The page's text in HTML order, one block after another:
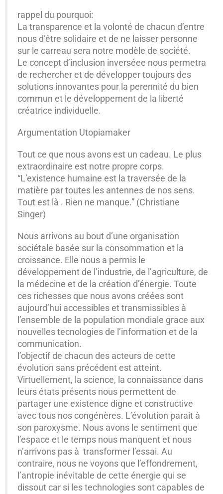
rappel du pourquoi:
La transparence et la volonté de chacun d’entre
nous d’être solidaire et de ne laisser personne
sur le carreau sera notre modèle de société.
Le concept d’inclusion inverséee nous permetra
de rechercher et de développer toujours des
solutions innovantes pour la perennité du bien
commun et le développement de la liberté
créatrice individuelle.
Argumentation Utopiamaker
Tout ce que nous avons est un cadeau. Le plus
extraordinaire est notre propre corps.
“L’existence humaine est la traversée de la
matière par toutes les antennes de nos sens.
Tout est là . Rien ne manque.” (Christiane
Singer)
Nous arrivons au bout d’une organisation
sociétale basée sur la consommation et la
croissance. Elle nous a permis le
développement de l’industrie, de l’agriculture, de
la médecine et de la création d’énergie. Toute
ces richesses que nous avons créées sont
aujourd’hui accessibles et transmissibles à
l’ensemble de la population mondiale grace aux
nouvelles tecnologies de l’information et de la
communication.
l’objectif de chacun des acteurs de cette
évolution sans précédent est atteint.
Virtuellement, la science, la connaissance dans
leurs états présents nous permettent de
partager une existence digne et constructive
avec tous nos congénères. L’évolution parait à
son paroxysme. Nous avons le sentiment que
l’espace et le temps nous manquent et nous
n’arrivons pas à transformer l’essai. Au
contraire, nous ne voyons que l’effondrement,
l’antropie inévitable de cette énergie qui se
dissout car si les technologies sont capables de